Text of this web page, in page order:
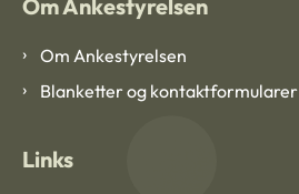
Om Ankestyrelsen
Om Ankestyrelsen
Blanketter og kontaktformularer
Links